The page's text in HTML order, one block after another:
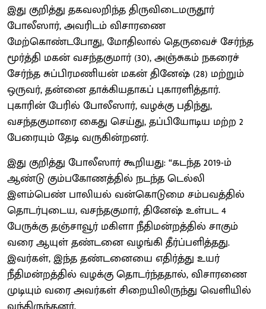
இது குறித்து தகவலறிந்த திருவிடைமருதூர்
போலீஸார், அவரிடம் விசாரணை
மேற்கொண்டபோது, மோதிலால் தெருவைச் சேர்ந்த
மூர்த்தி மகன் வசந்தகுமார் (30), அஞ்சுகம் நகரைச்
சேர்ந்த சுப்பிரமணியன் மகன் தினேஷ் (28) மற்றும்
ஒருவர், தன்னை தாக்கியதாகப் புகாரளித்தார்.
புகாரின் பேரில் போலீஸார், வழக்கு பதிந்து,
வசந்தகுமாரை கைது செய்து, தப்பியோடிய மற்ற 2
பேரையும் தேடி வருகின்றனர்.
இது குறித்து போலீஸார் கூறியது: “கடந்த 2019-ம்
ஆண்டு கும்பகோணத்தில் நடந்த டெல்லி
இளம்பெண் பாலியல் வன்கொடுமை சம்பவத்தில்
தொடர்புடைய, வசந்தகுமார், தினேஷ் உள்பட 4
பேருக்கு தஞ்சாவூர் மகிளா நீதிமன்றத்தில் சாகும்
வரை ஆயுள் தண்டனை வழங்கி தீர்ப்பளித்தது.
இவர்கள், இந்த தண்டனையை எதிர்த்து உயர்
நீதிமன்றத்தில் வழக்கு தொடர்ந்ததால், விசாரணை
முடியும் வரை அவர்கள் சிறையிலிருந்து வெளியில்